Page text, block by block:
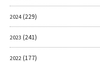
2024(229)
2023 (241)
2022 (177)